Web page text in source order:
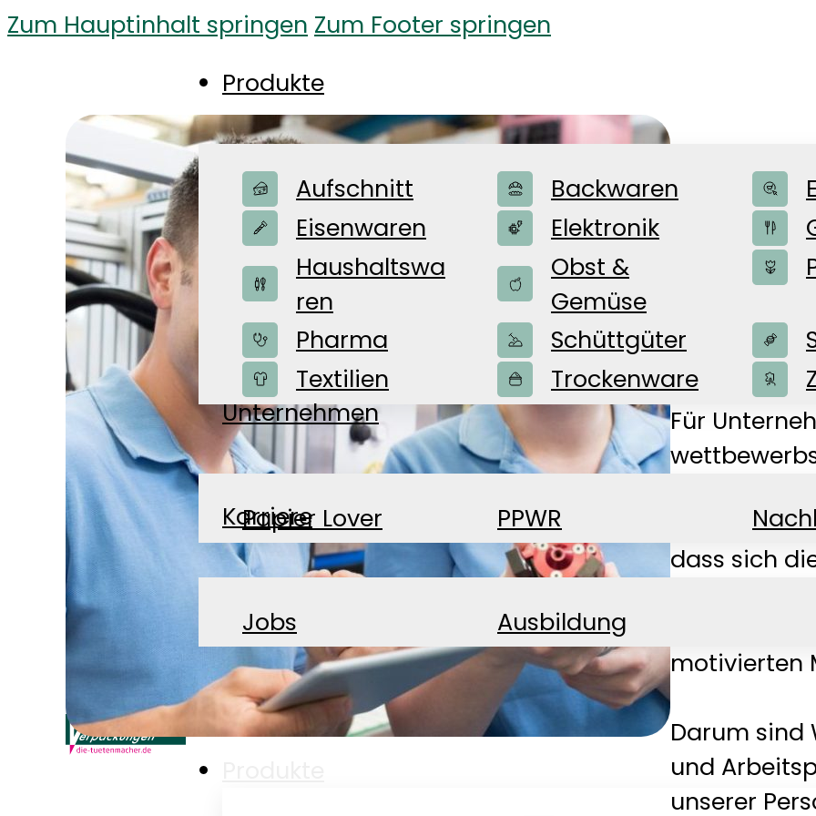
Zum Hauptinhalt springen Zum Footer springen
Produkte
Aufschnitt Backwaren
Eisenwaren
Elektronik
Haushaltswa
ren
Obst &
Gemüse
Pharma Schüttgüter
Textilien
Trockenware
Shop
Unternehmen
Papier Lover PPWR
Karriere
Jobs Ausbildung
News
Kontakt
als
Für
stellen wir
dass sich
allem mit
motivierten
Darum sind
und
unserer